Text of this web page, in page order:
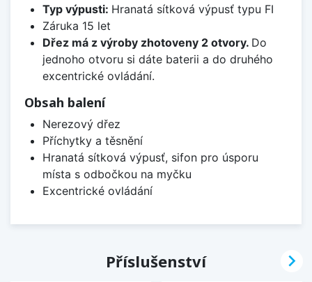
Typ výpusti: Hranatá sítková výpusť typu FI
Záruka 15 let
Dřez má z výroby zhotoveny 2 otvory. Do
jednoho otvoru si dáte baterii a do druhého
excentrické ovládání.
Obsah balení
Nerezový dřez
Příchytky a těsnění
Hranatá sítková výpusť, sifon pro úsporu
místa s odbočkou na myčku
Excentrické ovládání
Příslušenství 